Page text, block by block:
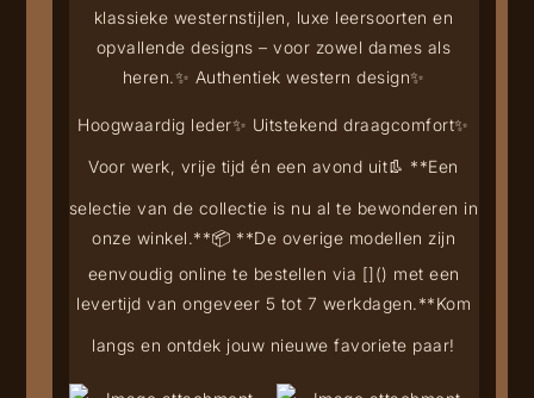
klassieke westernstijlen, luxe leersoorten en
opvallende designs – voor zowel dames als
heren.✨ Authentiek western design✨
Hoogwaardig leder✨ Uitstekend draagcomfort✨
Voor werk, vrije tijd én een avond uit👢 **Een
selectie van de collectie is nu al te bewonderen in
onze winkel.**📦 **De overige modellen zijn
eenvoudig online te bestellen via []() met een
levertijd van ongeveer 5 tot 7 werkdagen.**Kom
langs en ontdek jouw nieuwe favoriete paar!